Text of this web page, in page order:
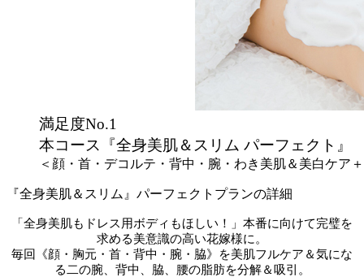
満足度No.1
本コース『全身美肌＆スリム パーフェクト』
＜顔・首・デコルテ・背中・腕・わき美肌＆美白ケア
『全身美肌＆スリム』パーフェクトプランの詳細
「全身美肌もドレス用ボディもほしい！」本番に向けて完璧を
求める美意識の高い花嫁様に。
毎回《顔・胸元・首・背中・腕・脇》を美肌フルケア＆気にな
る二の腕、背中、脇、腰の脂肪を分解＆吸引。